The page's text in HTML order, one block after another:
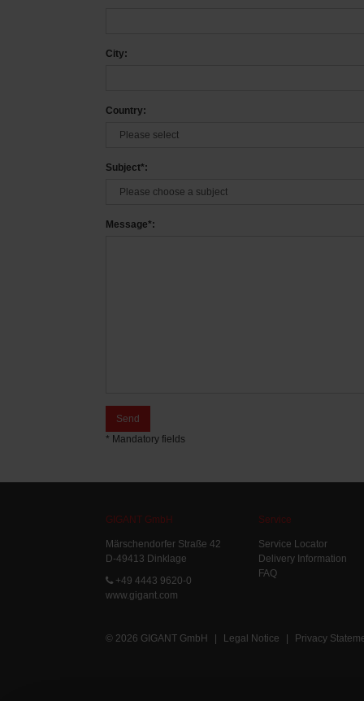
City:
Country:
Subject*:
Message*:
Send
* Mandatory fields
GIGANT GmbH
Märschendorfer Straße 42
D-49413 Dinklage
+49 4443 9620-0
www.gigant.com
Service
Service Locator
Delivery Information
FAQ
© 2026 GIGANT GmbH | Legal Notice | Privacy